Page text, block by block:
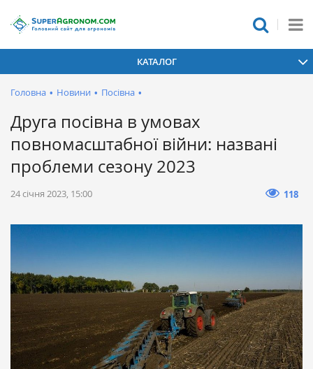
КАТАЛОГ
Головна • Новини • Посівна •
Друга посівна в умовах
повномасштабної війни: названі
проблеми сезону 2023
24 січня 2023, 15:00 118